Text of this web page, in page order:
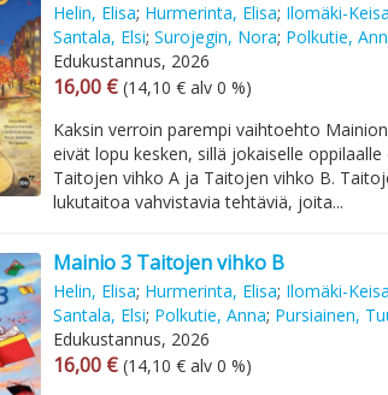
Helin, Elisa; Hurmerinta, Elisa; Ilomäki-
Santala, Elsi; Surojegin, Nora; Polkutie,
Edukustannus, 2026
Arvonlisäverollinen hinta
16,00 € Arvonlisäveroton hinta
(14,10 € alv 0 %)
Kaksin verroin parempi vaihtoehto
eivät lopu kesken, sillä jokaiselle
Taitojen vihko A ja Taitojen vihko B.
lukutaitoa vahvistavia tehtäviä, joita...
Mainio 3 Taitojen vihko B
Helin, Elisa; Hurmerinta, Elisa; Ilomäki-
Santala, Elsi; Polkutie, Anna; Pursiainen,
Edukustannus, 2026
Arvonlisäverollinen hinta
16,00 € Arvonlisäveroton hinta
(14,10 € alv 0 %)